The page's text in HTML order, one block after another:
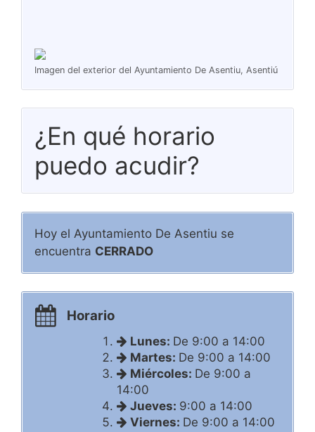
Imagen del exterior del Ayuntamiento De Asentiu, Asentiú
¿En qué horario
puedo acudir?
Hoy el Ayuntamiento De Asentiu se
encuentra CERRADO
Horario
Lunes: De 9:00 a 14:00
Martes: De 9:00 a 14:00
Miércoles: De 9:00 a
14:00
Jueves: 9:00 a 14:00
Viernes: De 9:00 a 14:00